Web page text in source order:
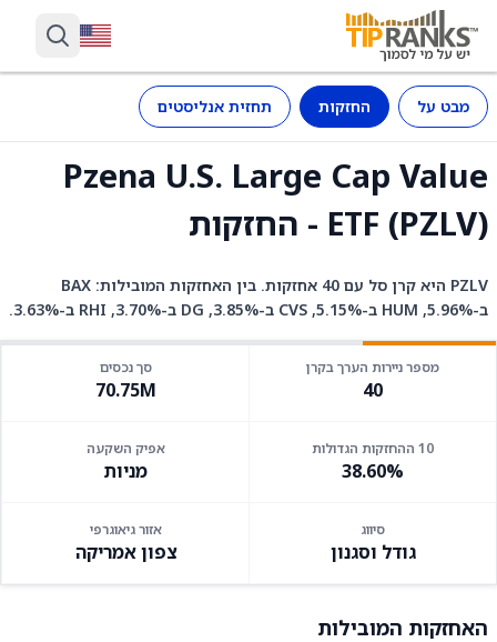
מבט על החזקות תחזית אנליסטים
Pzena U.S. Large Cap Value
ETF (PZLV) - החזקות
PZLV היא קרן סל עם 40 אחזקות. בין האחזקות המובילות: BAX
ב-5.96%, HUM ב-5.15%, CVS ב-3.85%, DG ב-3.70%, RHI ב-3.63%.
מספר ניירות הערך בקרן
40
סך נכסים
70.75M
10 ההחזקות הגדולות
38.60%
אפיק השקעה
מניות
סיווג
גודל וסגנון
אזור גיאוגרפי
צפון אמריקה
האחזקות המובילות